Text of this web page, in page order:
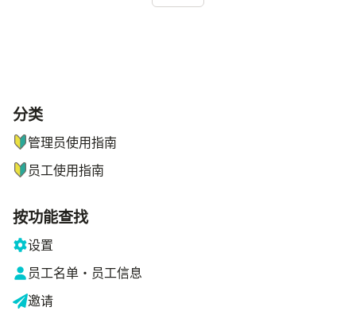
ナビゲーションメニュー
分类
管理员使用指南
员工使用指南
按功能查找
设置
员工名单・员工信息
邀请